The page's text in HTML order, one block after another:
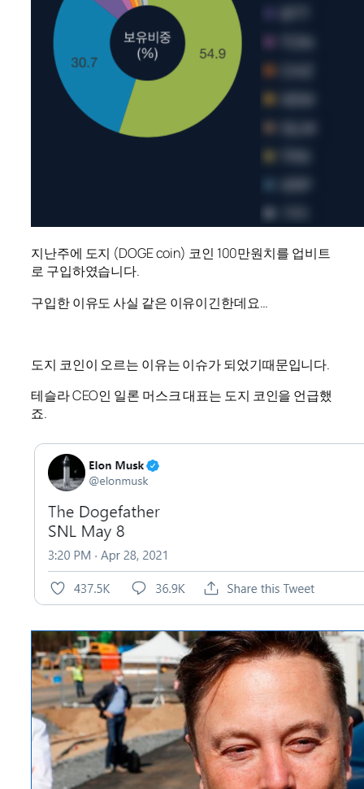
지난주에 도지 (DOGE coin) 코인 100만원치를 업비트
로 구입하였습니다.
구입한 이유도 사실 같은 이유이긴한데요…
도지 코인이 오르는 이유는 이슈가 되었기때문입니다.
테슬라 CEO인 일론 머스크 대표는 도지 코인을 언급했
죠.